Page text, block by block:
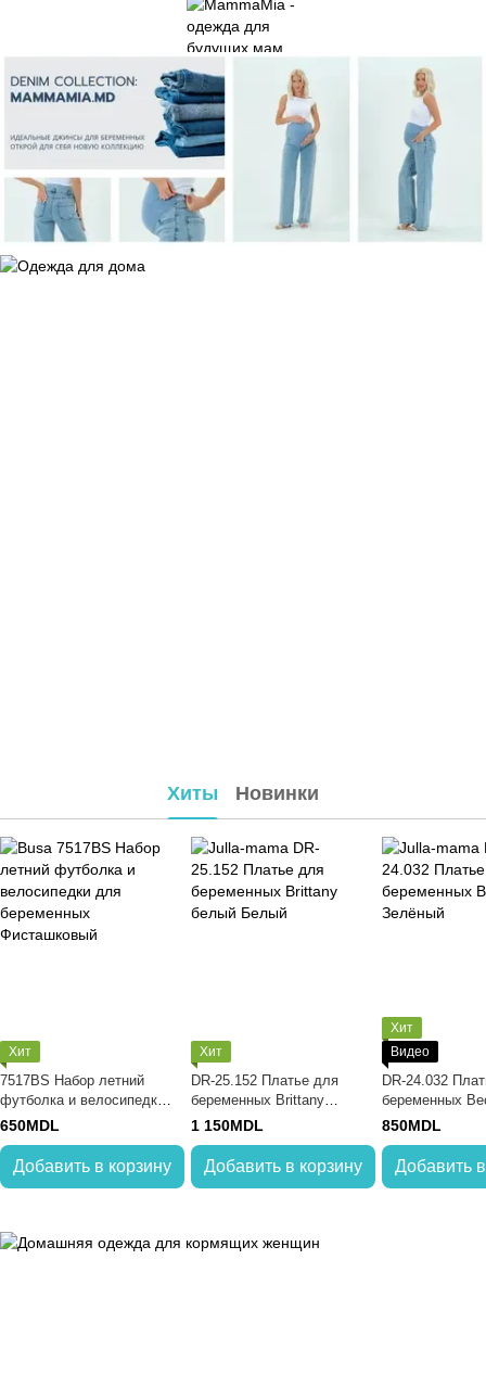
Хиты Новинки
Хит
7517BS Набор летний
футболка и велосипедки
для беременных
650MDL
Добавить в корзину
Хит
DR-25.152 Платье для
беременных Brittany
белый
1 150MDL
Добавить в корзину
Хит
Видео
DR-24.032
беременных
850MDL
Добавить